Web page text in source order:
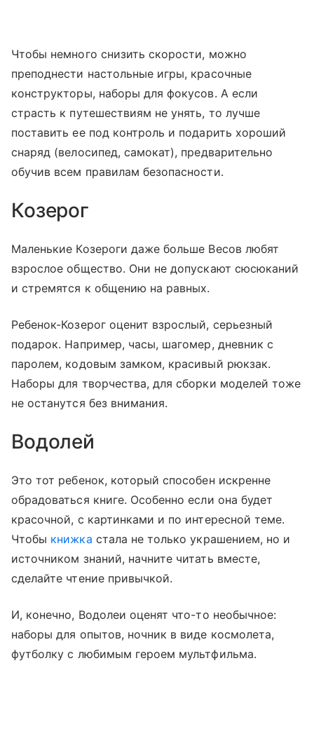
Чтобы немного снизить скорости, можно
преподнести настольные игры, красочные
конструкторы, наборы для фокусов. А если
страсть к путешествиям не унять, то лучше
поставить ее под контроль и подарить хороший
снаряд (велосипед, самокат), предварительно
обучив всем правилам безопасности.
Козерог
Маленькие Козероги даже больше Весов любят
взрослое общество. Они не допускают сюсюканий
и стремятся к общению на равных.
Ребенок-Козерог оценит взрослый, серьезный
подарок. Например, часы, шагомер, дневник с
паролем, кодовым замком, красивый рюкзак.
Наборы для творчества, для сборки моделей тоже
не останутся без внимания.
Водолей
Это тот ребенок, который способен искренне
обрадоваться книге. Особенно если она будет
красочной, с картинками и по интересной теме.
Чтобы книжка стала не только украшением, но и
источником знаний, начните читать вместе,
сделайте чтение привычкой.
И, конечно, Водолеи оценят что-то необычное:
наборы для опытов, ночник в виде космолета,
футболку с любимым героем мультфильма.